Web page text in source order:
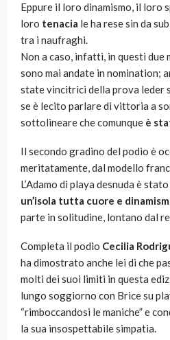
Eppure il loro dinamismo, il loro
loro tenacia le ha rese sin da
tra i naufraghi.
Non a caso, infatti, in questi due
sono mai andate in nomination;
state vincitrici della prova leder
se è lecito parlare di vittoria a
sottolineare che comunque è
Il secondo gradino del podio è
meritatamente, dal modello
L’Adamo di playa desnuda è
un’isola tutta cuore e
parte in solitudine, lontano dal
Completa il podio Cecilia
ha dimostrato anche lei di che
molti dei suoi limiti in questa
lungo soggiorno con Brice su
“rimboccandosi le maniche” e
la sua insospettabile simpatia.